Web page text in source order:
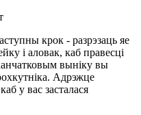
крок - разрэзаць яе
і аловак, каб правесці
выніку вы
Адрэжце
у вас засталася